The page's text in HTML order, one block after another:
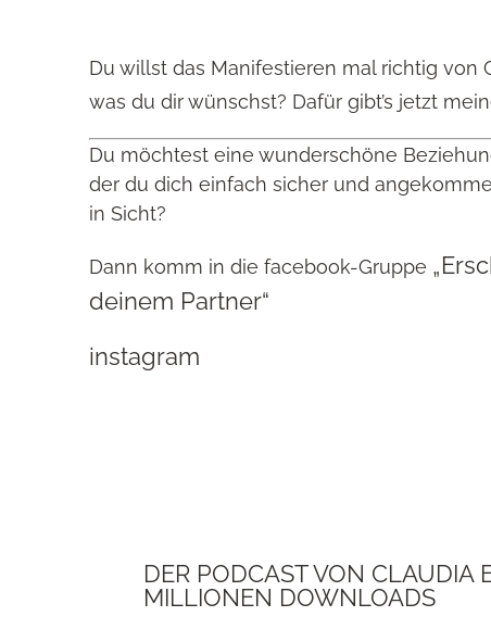
Du willst das Manifestieren mal richtig von
was du dir wünschst? Dafür gibt’s jetzt
Du möchtest eine wunderschöne
der du dich einfach sicher und
in Sicht?
Dann komm in die facebook-Gruppe
deinem Partner“
instagram
DER PODCAST VON CLAUDIA
MILLIONEN DOWNLOADS